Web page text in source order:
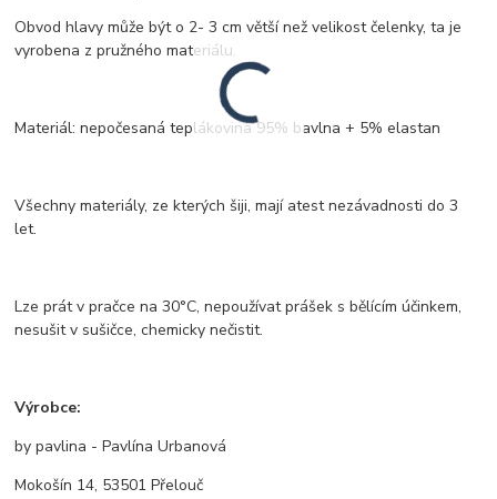
Obvod hlavy může být o 2- 3 cm větší než velikost čelenky, ta je
vyrobena z pružného materiálu.
Materiál: nepočesaná teplákovina 95% bavlna + 5% elastan
Všechny materiály, ze kterých šiji, mají atest nezávadnosti do 3
let.
Lze prát v pračce na 30°C, nepoužívat prášek s bělícím účinkem,
nesušit v sušičce, chemicky nečistit.
Výrobce:
by pavlina - Pavlína Urbanová
Mokošín 14, 53501 Přelouč